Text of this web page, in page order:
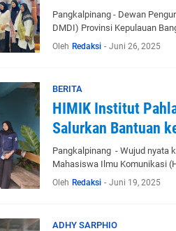
Pangkalpinang - Dewan
DMDI) Provinsi Kepulauan
Oleh Redaksi - Juni 26, 2025
BERITA
HIMIK Institut
Salurkan Bantuan
Pangkalpinang - Wujud nyata
Mahasiswa Ilmu Komunikasi
Oleh Redaksi - Juni 19, 2025
ADHY SARPHIO